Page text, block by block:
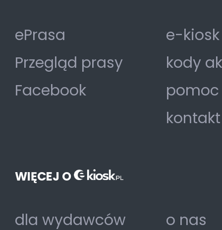
ePrasa
Przegląd prasy
Facebook
e-
kody
pomoc
kontakt
WIĘCEJ O
dla wydawców o nas